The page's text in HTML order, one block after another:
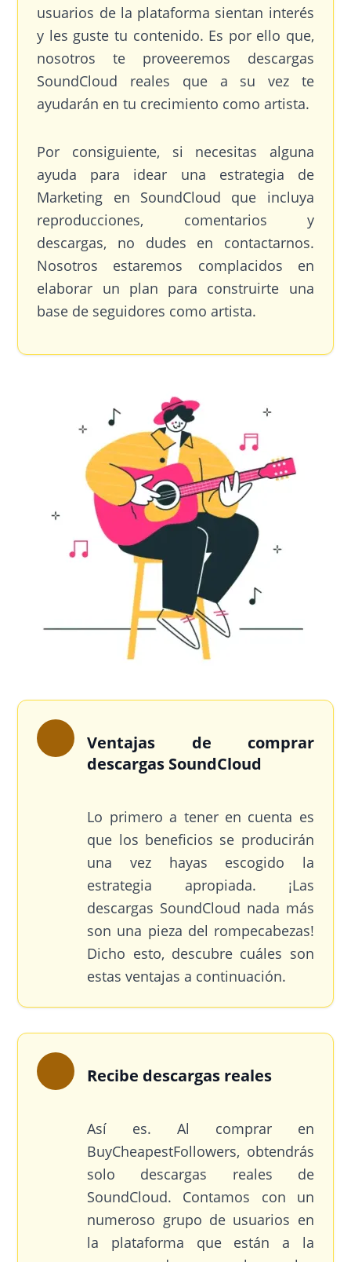
usuarios de la plataforma sientan interés
y les guste tu contenido. Es por ello que,
nosotros te proveeremos descargas
SoundCloud reales que a su vez te
ayudarán en tu crecimiento como artista.
Por consiguiente, si necesitas alguna
ayuda para idear una estrategia de
Marketing en SoundCloud que incluya
reproducciones, comentarios y
descargas, no dudes en contactarnos.
Nosotros estaremos complacidos en
elaborar un plan para construirte una
base de seguidores como artista.
Ventajas de comprar
descargas SoundCloud
Lo primero a tener en cuenta es
que los beneficios se producirán
una vez hayas escogido la
estrategia apropiada. ¡Las
descargas SoundCloud nada más
son una pieza del rompecabezas!
Dicho esto, descubre cuáles son
estas ventajas a continuación.
Recibe descargas reales
Así es. Al comprar en
BuyCheapestFollowers, obtendrás
solo descargas reales de
SoundCloud. Contamos con un
numeroso grupo de usuarios en
la plataforma que están a la